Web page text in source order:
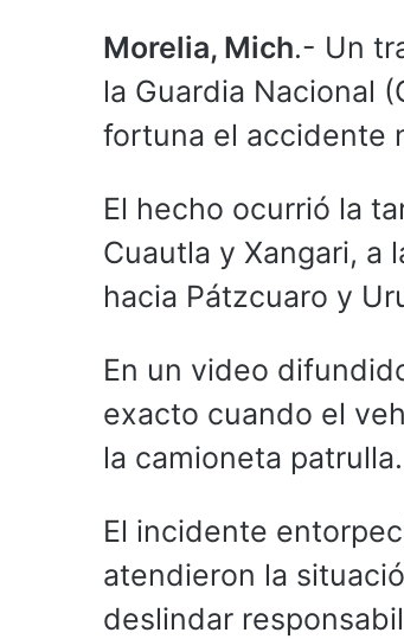
Morelia, Mich.- Un
la Guardia Nacional
fortuna el accidente
El hecho ocurrió la
Cuautla y Xangari, a
hacia Pátzcuaro y
En un video
exacto cuando el
la camioneta patrulla.
El incidente
atendieron la
deslindar